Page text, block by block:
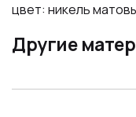
цвет: никель
Другие